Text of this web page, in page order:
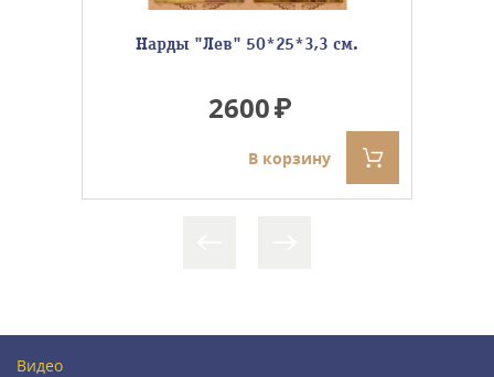
Нарды "Лев" 50*25*3,3 см.
2600
В корзину
Видео